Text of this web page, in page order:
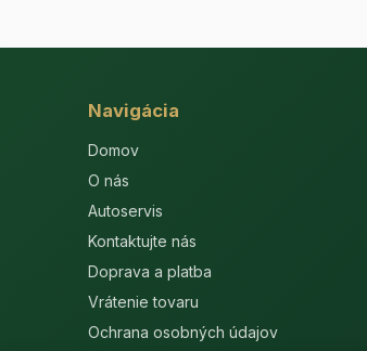
Navigácia
Domov
O nás
Autoservis
Kontaktujte nás
Doprava a platba
Vrátenie tovaru
Ochrana osobných údajov